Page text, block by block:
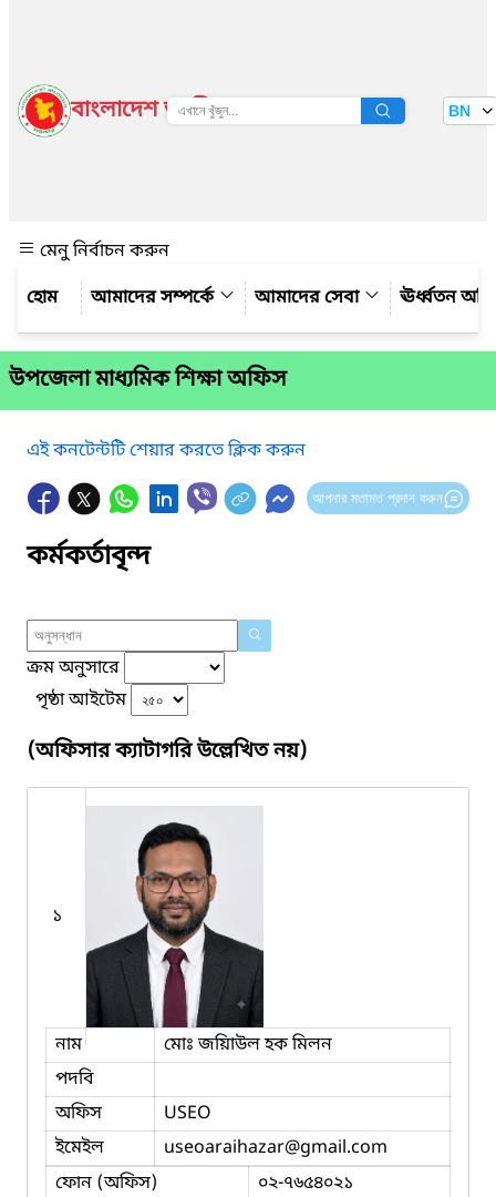
বাংলাদেশ জাতীয় তথ্য বাতায়ন BN
মেনু নির্বাচন করুন
আমাদের সম্পর্কে
আমাদের সেবা ঊর্ধ্বতন
উপজেলা মাধ্যমিক শিক্ষা অফিস
এই কনটেন্টটি শেয়ার করতে ক্লিক করুন
আপনার মতামত প্রদান করুন
কর্মকর্তাবৃন্দ
ক্রম অনুসারে
পৃষ্ঠা আইটেম
(অফিসার ক্যাটাগরি উল্লেখিত নয়)
১
নাম
মোঃ জয়িাউল হক মিলন
পদবি
অফিস
USEO
ইমেইল
useoaraihazar@gmail.com
ফোন (অফিস)
০২-৭৬৫৪০২১